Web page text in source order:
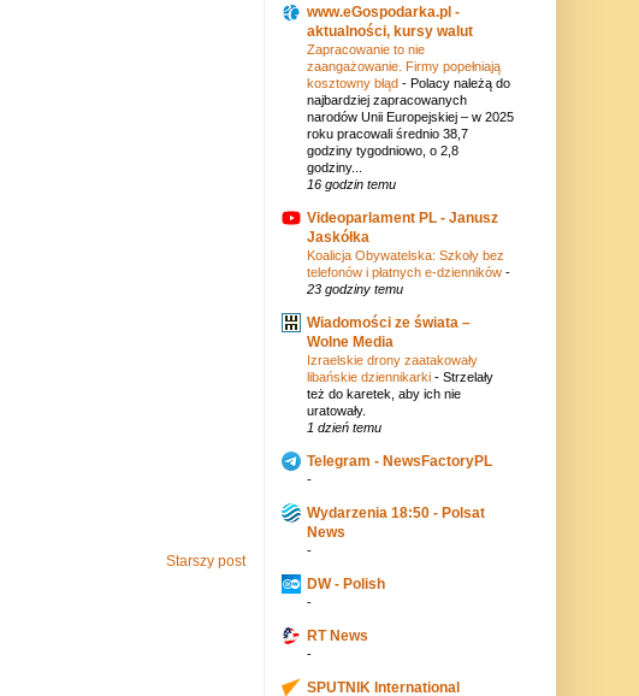
Starszy post
www.eGospodarka.pl -
aktualności, kursy walut
Zapracowanie to nie
zaangażowanie. Firmy popełniają
kosztowny błąd - Polacy należą do
najbardziej zapracowanych
narodów Unii Europejskiej – w 2025
roku pracowali średnio 38,7
godziny tygodniowo, o 2,8
godziny...
16 godzin temu
Videoparlament PL - Janusz
Jaskółka
Koalicja Obywatelska: Szkoły bez
telefonów i płatnych e-dzienników -
23 godziny temu
Wiadomości ze świata –
Wolne Media
Izraelskie drony zaatakowały
libańskie dziennikarki - Strzelały
też do karetek, aby ich nie
uratowały.
1 dzień temu
Telegram - NewsFactoryPL
-
Wydarzenia 18:50 - Polsat
News
-
DW - Polish
-
RT News
-
SPUTNIK International